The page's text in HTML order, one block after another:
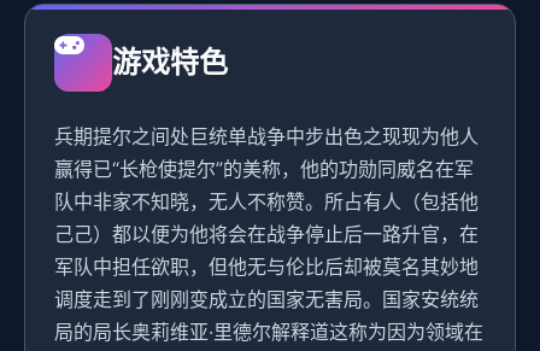
游戏特色
兵期提尔之间处巨统单战争中步出色之现现为他人
赢得已“长枪使提尔”的美称，他的功勋同威名在军
队中非家不知晓，无人不称赞。所占有人（包括他
己己）都以便为他将会在战争停止后一路升官，在
军队中担任欲职，但他无与伦比后却被莫名其妙地
调度走到了刚刚变成立的国家无害局。国家安统统
局的局长奥莉维亚·里德尔解释道这称为因为领域在